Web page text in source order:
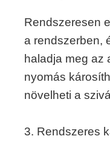
Rendszeresen
a rendszerben,
haladja meg az
nyomás
növelheti a
3. Rendszeres